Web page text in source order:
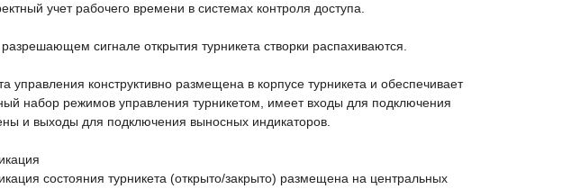
учет рабочего времени в системах контроля доступа.
сигнале открытия турникета створки распахиваются.
управления конструктивно размещена в корпусе турникета и обеспечивает
набор режимов управления турникетом, имеет входы для подключения
и выходы для подключения выносных индикаторов.
состояния турникета (открыто/закрыто) размещена на центральных